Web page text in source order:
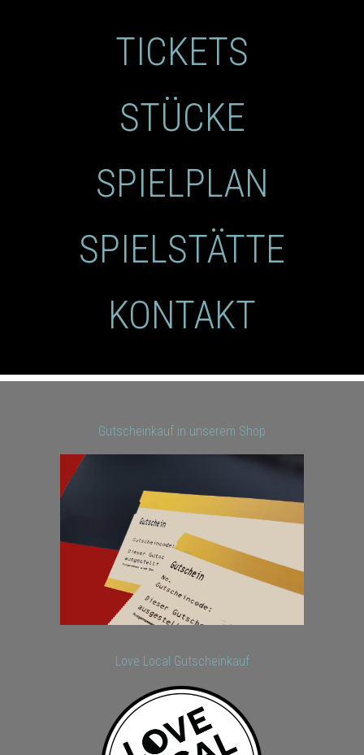
TICKETS
STÜCKE
SPIELPLAN
SPIELSTÄTTE
KONTAKT
Gutscheinkauf in unserem Shop
Love Local Gutscheinkauf